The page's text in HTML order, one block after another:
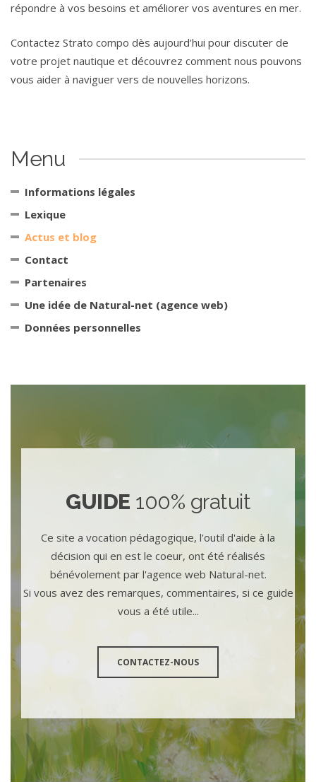
répondre à vos besoins et améliorer vos aventures en mer.
Contactez Strato compo dès aujourd'hui pour discuter de
votre projet nautique et découvrez comment nous pouvons
vous aider à naviguer vers de nouvelles horizons.
Menu
Informations légales
Lexique
Actus et blog
Contact
Partenaires
Une idée de Natural-net (agence web)
Données personnelles
GUIDE 100% gratuit
Ce site a vocation pédagogique, l'outil d'aide à la
décision qui en est le coeur, ont été réalisés
bénévolement par l'agence web Natural-net.
Si vous avez des remarques, commentaires, si ce guide
vous a été utile...
CONTACTEZ-NOUS